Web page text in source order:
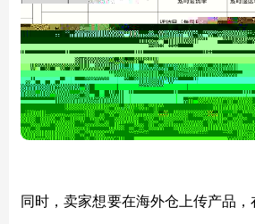
同时，卖家想要在海外仓上传产品